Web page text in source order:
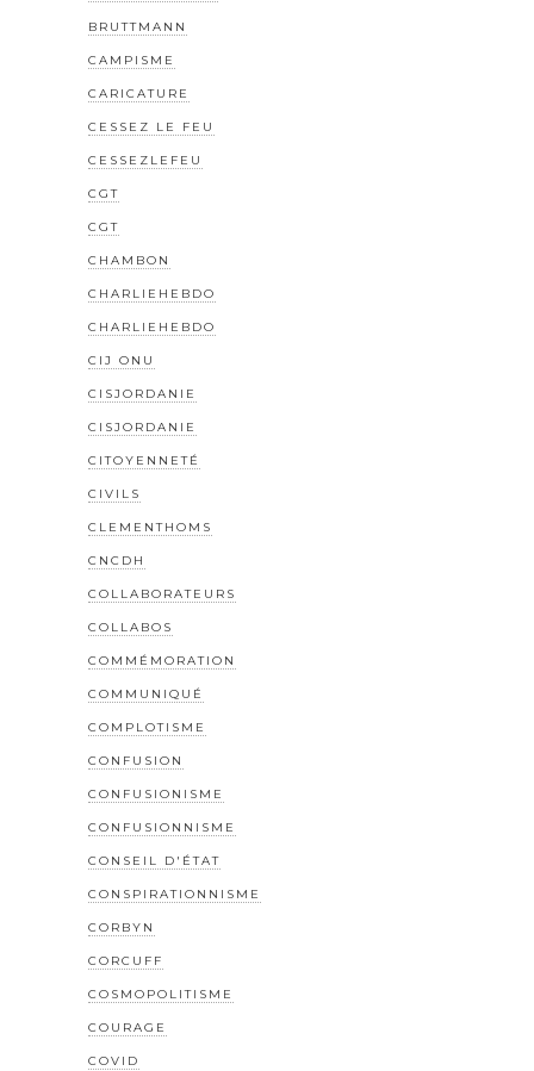
BRUTTMANN
CAMPISME
CARICATURE
CESSEZ LE FEU
CESSEZLEFEU
CGT
CGT
CHAMBON
CHARLIEHEBDO
CHARLIEHEBDO
CIJ ONU
CISJORDANIE
CISJORDANIE
CITOYENNETÉ
CIVILS
CLEMENTHOMS
CNCDH
COLLABORATEURS
COLLABOS
COMMÉMORATION
COMMUNIQUÉ
COMPLOTISME
CONFUSION
CONFUSIONISME
CONFUSIONNISME
CONSEIL D'ÉTAT
CONSPIRATIONNISME
CORBYN
CORCUFF
COSMOPOLITISME
COURAGE
COVID